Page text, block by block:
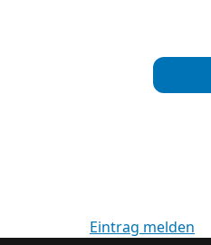
Eintrag melden